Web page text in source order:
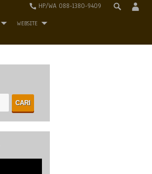
HP/WA 088-1380-9409
WEBSITE